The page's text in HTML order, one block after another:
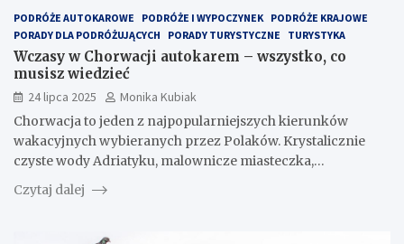
PODRÓŻE AUTOKAROWE PODRÓŻE I WYPOCZYNEK PODRÓŻE KRAJOWE
PORADY DLA PODRÓŻUJĄCYCH
PORADY TURYSTYCZNE TURYSTYKA
Wczasy w Chorwacji autokarem – wszystko, co
musisz wiedzieć
24 lipca 2025
Monika Kubiak
Chorwacja to jeden z najpopularniejszych kierunków
wakacyjnych wybieranych przez Polaków. Krystalicznie
czyste wody Adriatyku, malownicze miasteczka,…
Czytaj dalej